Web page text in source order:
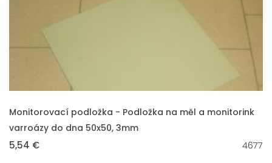
VLOŽIT DO KOŠÍKU
Monitorovací podložka - Podložka na měl a monitorink
varroázy do dna 50x50, 3mm
5,54 € 4677